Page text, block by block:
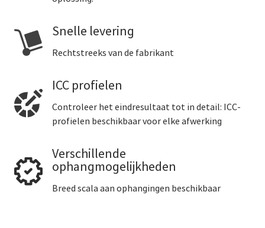
Snelle levering
Rechtstreeks van de fabrikant
ICC profielen
Controleer het eindresultaat tot in detail: ICC-
profielen beschikbaar voor elke afwerking
Verschillende
ophangmogelijkheden
Breed scala aan ophangingen beschikbaar